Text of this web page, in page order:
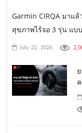
Garmin CIRQA มาแ
สุขภาพไร้จอ 3 รุ่น แบ
July 22, 2026